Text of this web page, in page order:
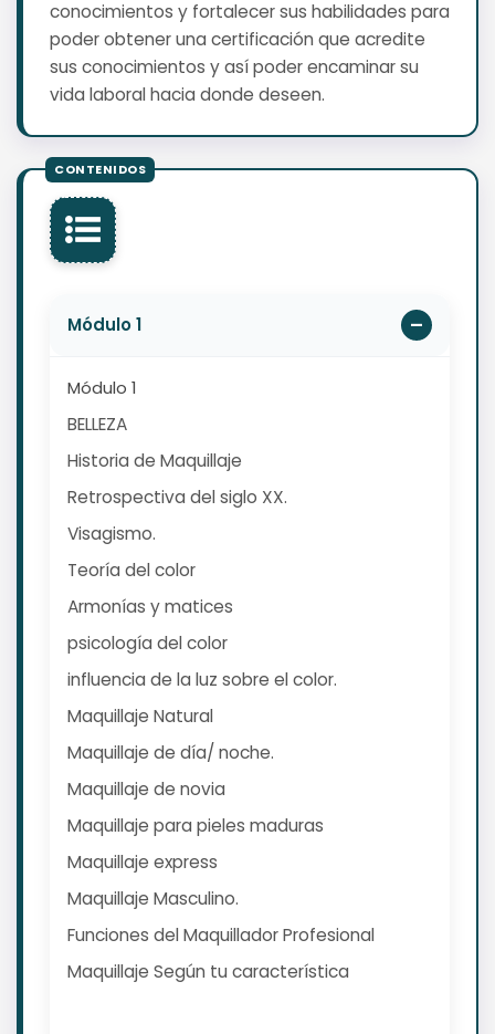
conocimientos y fortalecer sus habilidades para
poder obtener una certificación que acredite
sus conocimientos y así poder encaminar su
vida laboral hacia donde deseen.
Módulo 1
Módulo 1
BELLEZA
Historia de Maquillaje
Retrospectiva del siglo XX.
Visagismo.
Teoría del color
Armonías y matices
psicología del color
influencia de la luz sobre el color.
Maquillaje Natural
Maquillaje de día/ noche.
Maquillaje de novia
Maquillaje para pieles maduras
Maquillaje express
Maquillaje Masculino.
Funciones del Maquillador Profesional
Maquillaje Según tu característica